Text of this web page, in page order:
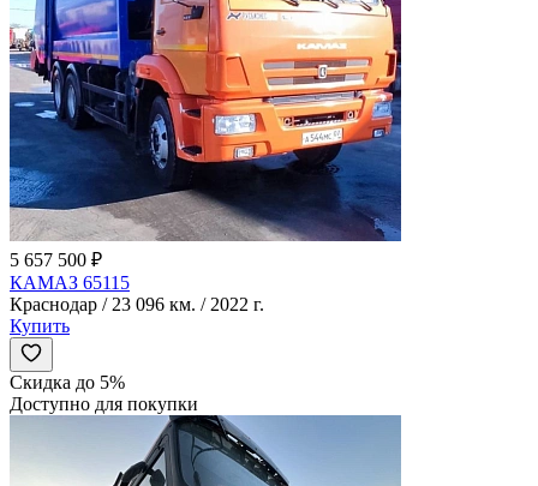
5 657 500 ₽
КАМАЗ 65115
Краснодар / 23 096 км. / 2022 г.
Купить
Скидка до 5%
Доступно для покупки